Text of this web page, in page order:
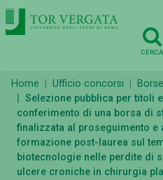
CERCA
Home Ufficio concorsi
Selezione pubblica per titoli
conferimento di una borsa di
finalizzata al proseguimento e
formazione post-laurea sul
biotecnologie nelle perdite di
ulcere croniche in chirurgia